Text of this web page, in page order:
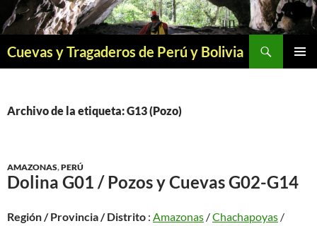
Saltar
al
Cuevas y Tragaderos de Perú y Bolivia
Archivo de la etiqueta: G13 (Pozo)
AMAZONAS,PERÚ
Dolina G01 / Pozos y Cuevas G02-G14
Región / Provincia / Distrito : Amazonas /Chachapoyas /